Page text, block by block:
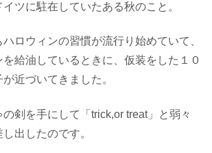
ツに駐在していたある秋のこと。
ロウィンの習慣が流行り始めていて、
給油しているときに、仮装をした１０
近づいてきました。
剣を手にして「trick,or treat」と弱々
出したのです。